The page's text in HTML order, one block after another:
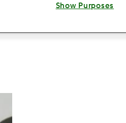
Kasza
Show Purposes